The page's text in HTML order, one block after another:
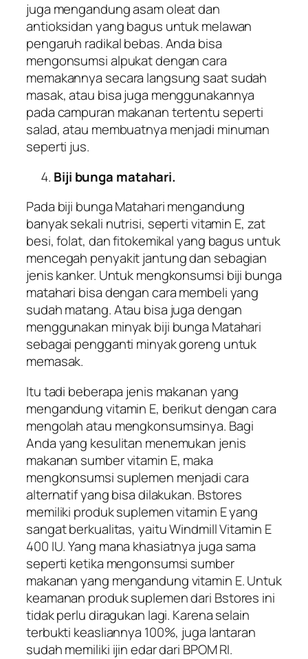
juga mengandung asam oleat dan
antioksidan yang bagus untuk melawan
pengaruh radikal bebas. Anda bisa
mengonsumsi alpukat dengan cara
memakannya secara langsung saat sudah
masak, atau bisa juga menggunakannya
pada campuran makanan tertentu seperti
salad, atau membuatnya menjadi minuman
seperti jus.
Biji bunga matahari.
Pada biji bunga Matahari mengandung
banyak sekali nutrisi, seperti vitamin E, zat
besi, folat, dan fitokemikal yang bagus untuk
mencegah penyakit jantung dan sebagian
jenis kanker. Untuk mengkonsumsi biji bunga
matahari bisa dengan cara membeli yang
sudah matang. Atau bisa juga dengan
menggunakan minyak biji bunga Matahari
sebagai pengganti minyak goreng untuk
memasak.
Itu tadi beberapa jenis makanan yang
mengandung vitamin E, berikut dengan cara
mengolah atau mengkonsumsinya. Bagi
Anda yang kesulitan menemukan jenis
makanan sumber vitamin E, maka
mengkonsumsi suplemen menjadi cara
alternatif yang bisa dilakukan. Bstores
memiliki produk suplemen vitamin E yang
sangat berkualitas, yaitu Windmill Vitamin E
400 IU. Yang mana khasiatnya juga sama
seperti ketika mengonsumsi sumber
makanan yang mengandung vitamin E. Untuk
keamanan produk suplemen dari Bstores ini
tidak perlu diragukan lagi. Karena selain
terbukti keasliannya 100%, juga lantaran
sudah memiliki ijin edar dari BPOM RI.